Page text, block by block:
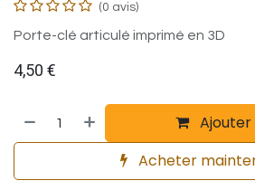
(0 avis)
Porte-clé articulé imprimé en 3D
4,50 €
Ajouter
Acheter